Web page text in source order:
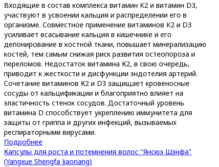
Входящие в состав комплекса витамин K2 и витамин D3,
участвуют в усвоении кальция и распределении его в
организме. Совместное применение витаминов K2 и D3
усиливает всасывание кальция в кишечнике и его
депонирование в костной ткани, повышает минерализацию
костей, тем самым снижая риск развития остеопороза и
переломов. Недостаток витамина К2, в свою очередь,
приводит к жесткости и дисфункции эндотелия артерий.
Сочетание витаминов К2 и D3 защищает кровеносные
сосуды от кальцификации и благоприятно влияет на
эластичность стенок сосудов. Достаточный уровень
витамина D способствует укреплению иммунитета для
защиты от гриппа и других инфекций, вызываемых
респираторными вирусами.
Подробнее
Капсулы для роста и потемнения волос "Янсюэ Шэнфа"
(Yangxue Shengfa Jiaonang)